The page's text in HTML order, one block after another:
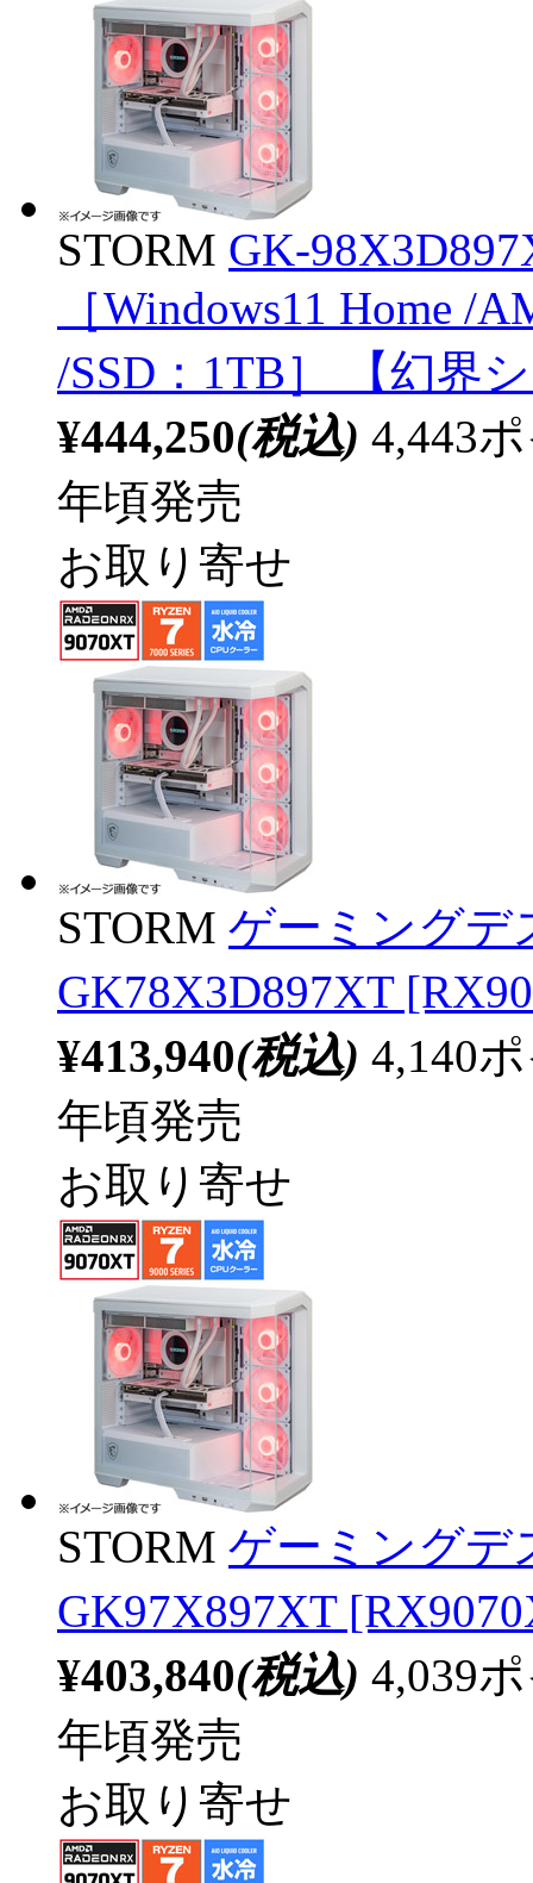
STORM GK-
［Windows11 Home /
/SSD：1TB］ 【幻界
¥444,250(税込) 4,443
年頃発売
お取り寄せ
STORM ゲーミングデ
GK78X3D897XT
¥413,940(税込) 4,140
年頃発売
お取り寄せ
STORM ゲーミングデ
GK97X897XT
¥403,840(税込) 4,039
年頃発売
お取り寄せ